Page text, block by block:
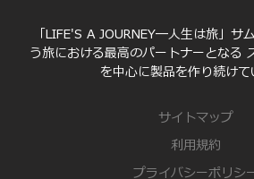
「LIFE'S A JOURNEY―人生は旅」サ
う旅における最高のパートナーとなる
を中心に製品を作り続けて
サイトマップ
利用規約
プライバシーポリシ